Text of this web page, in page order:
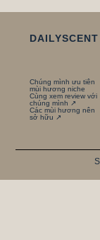
DAILYSCENT
Chúng mình ưu tiên
mùi hương niche
Cùng xem review với
chúng mình ↗
Các mùi hương nên
sở hữu ↗